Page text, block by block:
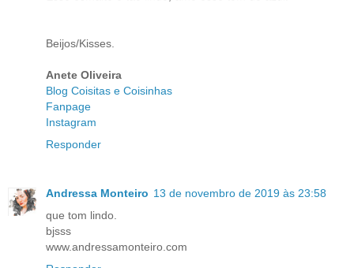
Beijos/Kisses.
Anete Oliveira
Blog Coisitas e Coisinhas
Fanpage
Instagram
Responder
Andressa Monteiro 13 de novembro de 2019 às 23:58
que tom lindo.
bjsss
www.andressamonteiro.com